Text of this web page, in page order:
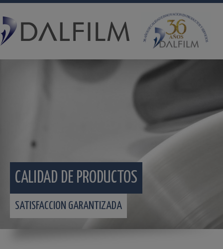
CALIDAD DE PRODUCTOS
SATISFACCION GARANTIZADA